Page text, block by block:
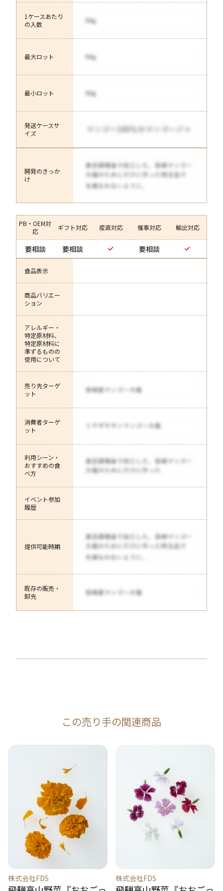
1ケースあたり
の入数
最大ロット
最小ロット
発送ケースサ
イズ
開発のきっか
け
PB・OEM対
応
ギフト対応 産直対応 催事対応 輸出対応
要相談 要相談 要相談
食品表示
商品バリエー
ション
アレルギー・
特定原材料、
特定原材料に
準ずるものの
使用について
売り先ターゲ
ット
消費者ターゲ
ット
利用シーン・
おすすめの食
べ方
イベント参加
履歴
提供可能時期
既存の販売・
卸先
この売り手の関連商品
株式会社FDS 株式会社FDS